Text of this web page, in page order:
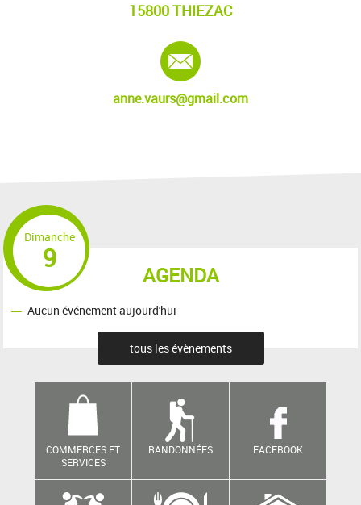
15800 THIEZAC
anne.vaurs@gmail.com
AGENDA
Dimanche
9
Aucun événement aujourd'hui
tous les évènements
COMMERCES ET
SERVICES
RANDONNÉES FACEBOOK